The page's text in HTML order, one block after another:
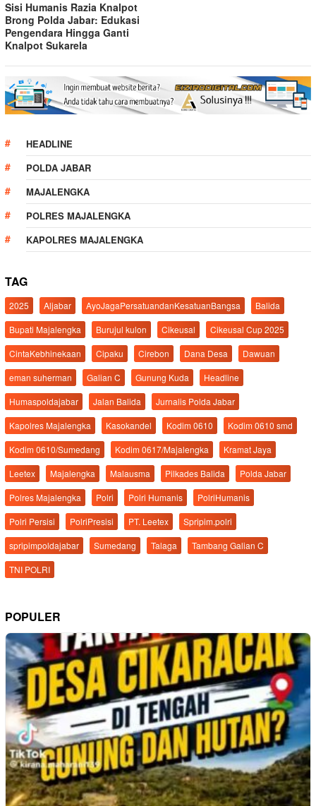
Sisi Humanis Razia Knalpot
Brong Polda Jabar: Edukasi
Pengendara Hingga Ganti
Knalpot Sukarela
HEADLINE
POLDA JABAR
MAJALENGKA
POLRES MAJALENGKA
KAPOLRES MAJALENGKA
TAG
2025 Aljabar AyoJagaPersatuandanKesatuanBangsa
Balida
Bupati Majalengka
Burujul kulon Cikeusal
Cikeusal Cup 2025
CintaKebhinekaan
Cipaku Cirebon Dana Desa
Dawuan
eman suherman
Galian C Gunung Kuda
Headline
Humaspoldajabar
Jalan Balida
Jurnalis Polda Jabar
Kapolres Majalengka
Kasokandel Kodim 0610
Kodim 0610 smd
Kodim 0610/Sumedang
Kodim 0617/Majalengka
Kramat Jaya
Leetex
Majalengka Malausma Pilkades Balida
Polda Jabar
Polres Majalengka
Polri Polri Humanis
PolriHumanis
Polri Persisi
PolriPresisi PT. Leetex
Spripim.polri
spripimpoldajabar
Sumedang Talaga
Tambang Galian C
TNI POLRI
POPULER